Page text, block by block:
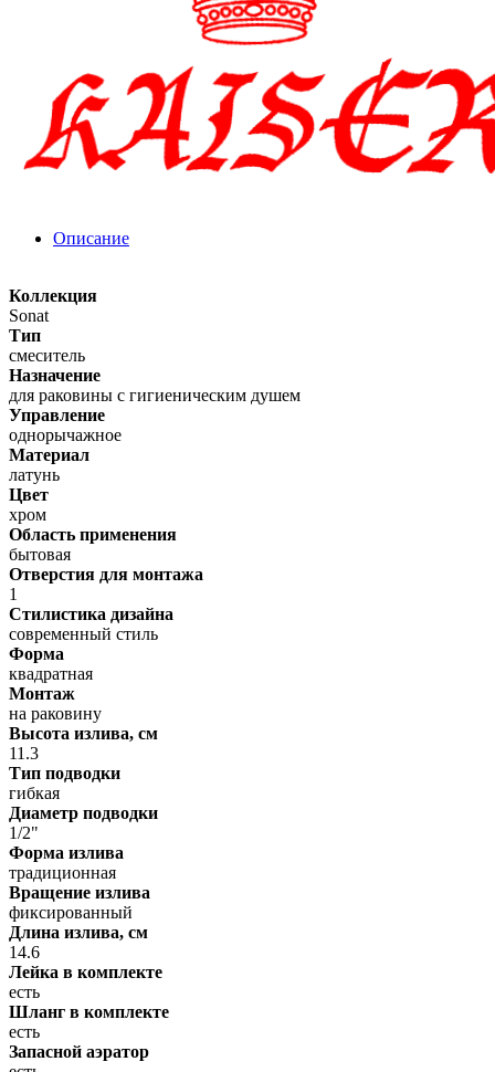
Описание
Коллекция
Sonat
Тип
смеситель
Назначение
для раковины с гигиеническим душем
Управление
однорычажное
Материал
латунь
Цвет
хром
Область применения
бытовая
Отверстия для монтажа
1
Стилистика дизайна
современный стиль
Форма
квадратная
Монтаж
на раковину
Высота излива, см
11.3
Тип подводки
гибкая
Диаметр подводки
1/2"
Форма излива
традиционная
Вращение излива
фиксированный
Длина излива, см
14.6
Лейка в комплекте
есть
Шланг в комплекте
есть
Запасной аэратор